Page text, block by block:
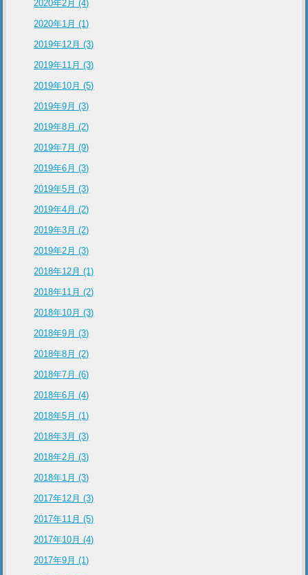
2020年2月 (4)
2020年1月 (1)
2019年12月 (3)
2019年11月 (3)
2019年10月 (5)
2019年9月 (3)
2019年8月 (2)
2019年7月 (9)
2019年6月 (3)
2019年5月 (3)
2019年4月 (2)
2019年3月 (2)
2019年2月 (3)
2018年12月 (1)
2018年11月 (2)
2018年10月 (3)
2018年9月 (3)
2018年8月 (2)
2018年7月 (6)
2018年6月 (4)
2018年5月 (1)
2018年3月 (3)
2018年2月 (3)
2018年1月 (3)
2017年12月 (3)
2017年11月 (5)
2017年10月 (4)
2017年9月 (1)